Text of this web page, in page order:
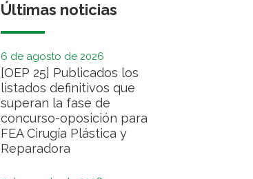
Últimas noticias
6 de agosto de 2026
[OEP 25] Publicados los
listados definitivos que
superan la fase de
concurso-oposición para
FEA Cirugía Plástica y
Reparadora